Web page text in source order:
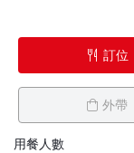
訂位
外帶
用餐人數